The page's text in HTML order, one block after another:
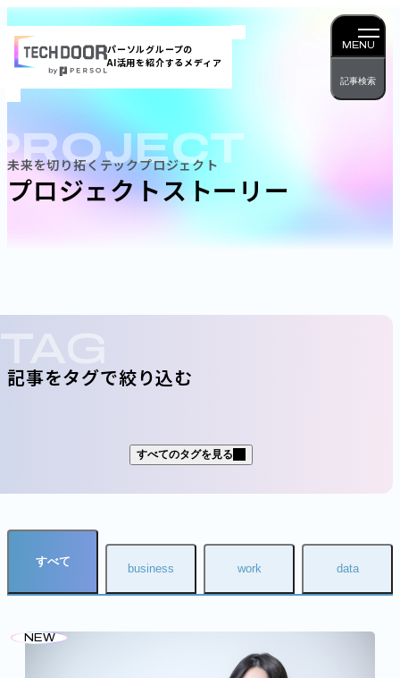
容
を
ス
プ
パーソルグループの
AI活用を紹介するメディア
MENU
記事検索
未来を切り拓くテックプロジェクト
プロジェクトストーリー
TAG
記事をタグで絞り込む
パーソルキャリア
パーソルイノベーション
パーソルビジネスプロセスデザイン
パーソルクロステクノロジー
パーソルダイバース
すべてのタグを見る
すべて
business work data
NEW